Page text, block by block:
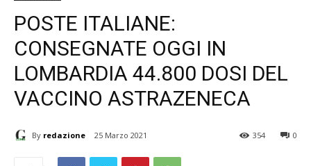
POSTE ITALIANE:
CONSEGNATE OGGI IN
LOMBARDIA 44.800 DOSI DEL
VACCINO ASTRAZENECA
By redazione 25 Marzo 2021 0
354